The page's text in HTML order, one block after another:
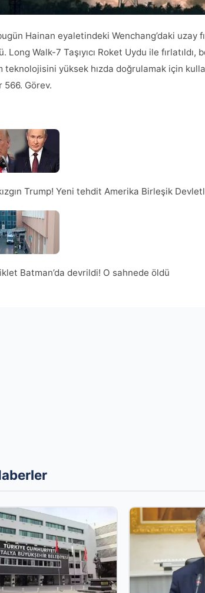
Hainan eyaletindeki Wenchang’daki
Long Walk-7 Taşıyıcı Roket Uydu ile
teknolojisini yüksek hızda doğrulamak için
566. Görev.
Trump! Yeni tehdit Amerika Birleşik
Batman’da devrildi! O sahnede öldü